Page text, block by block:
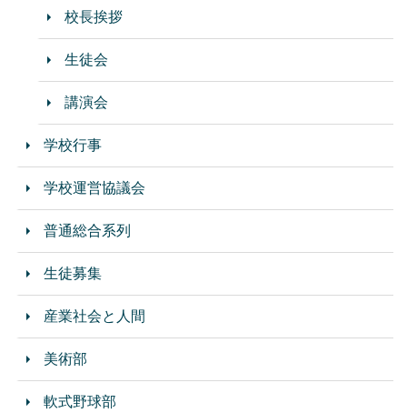
校長挨拶
生徒会
講演会
学校行事
学校運営協議会
普通総合系列
生徒募集
産業社会と人間
美術部
軟式野球部